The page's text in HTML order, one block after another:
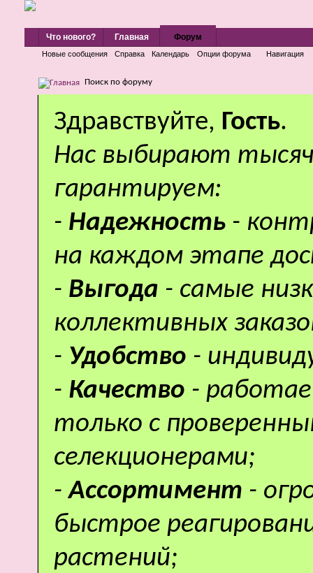
Что нового? Главная Форум
Новые сообщения Справка Календарь Опции форума Навигация
Поиск по форуму
Здравствуйте, Гость.
Нас выбирают
гарантируем:
- Надежность -
на каждом этапе
- Выгода - самые
коллективных
- Удобство -
- Качество -
только с
селекционерами;
-Ассортимент -
быстрое
растений;